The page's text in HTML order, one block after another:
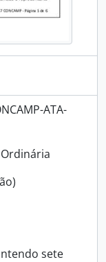
Pessoas
ATA-
sete